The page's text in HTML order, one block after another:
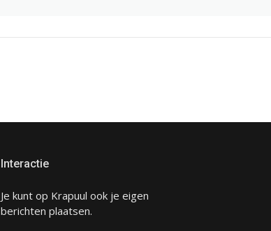
Interactie
Je kunt op Krapuul ook je eigen
berichten plaatsen.